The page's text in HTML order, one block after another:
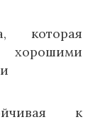
которая
к